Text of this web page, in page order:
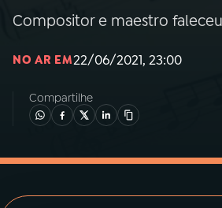
03PROGRAMAÇÃO
05PODCASTS
Compositor e maestro
NO AR EM22/06/2021, 23:00
Compartilhe